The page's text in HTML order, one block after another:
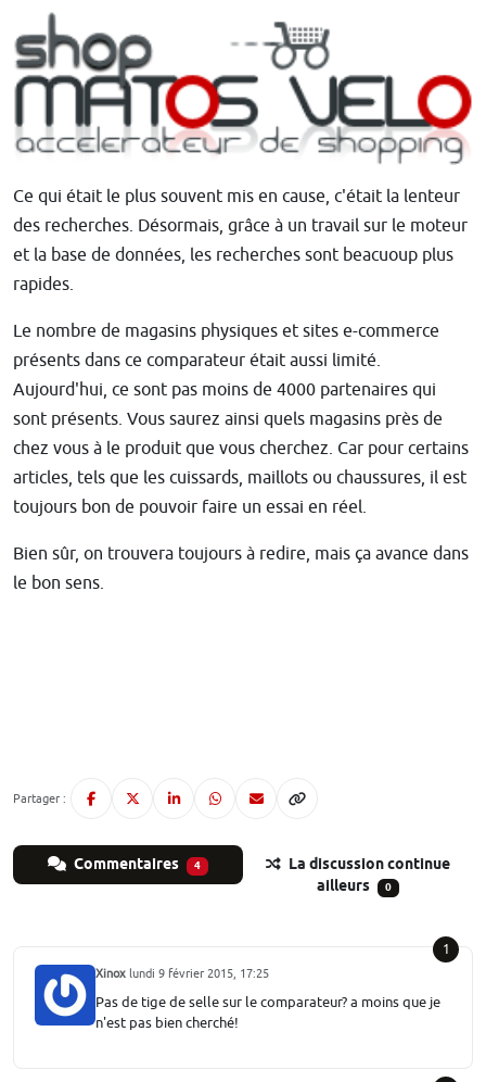
Ce qui était le plus souvent mis en cause, c'était la lenteur
des recherches. Désormais, grâce à un travail sur le moteur
et la base de données, les recherches sont beacuoup plus
rapides.
Le nombre de magasins physiques et sites e-commerce
présents dans ce comparateur était aussi limité.
Aujourd'hui, ce sont pas moins de 4000 partenaires qui
sont présents. Vous saurez ainsi quels magasins près de
chez vous à le produit que vous cherchez. Car pour certains
articles, tels que les cuissards, maillots ou chaussures, il est
toujours bon de pouvoir faire un essai en réel.
Bien sûr, on trouvera toujours à redire, mais ça avance dans
le bon sens.
Partager :
Commentaires 4
La discussion continue
ailleurs
0
1
Xinox lundi 9 février 2015, 17:25
Pas de tige de selle sur le comparateur? a moins que je
n'est pas bien cherché!